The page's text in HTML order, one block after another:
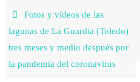
Fotos y vídeos de las
lagunas de La Guardia (Toledo)
tres meses y medio después por
la pandemia del coronavirus